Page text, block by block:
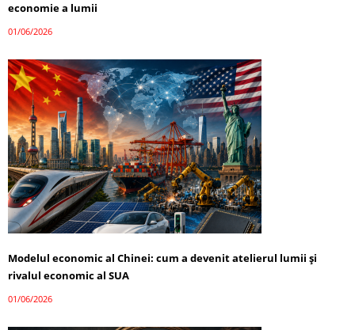
economie a lumii
01/06/2026
Modelul economic al Chinei: cum a devenit atelierul lumii și
rivalul economic al SUA
01/06/2026